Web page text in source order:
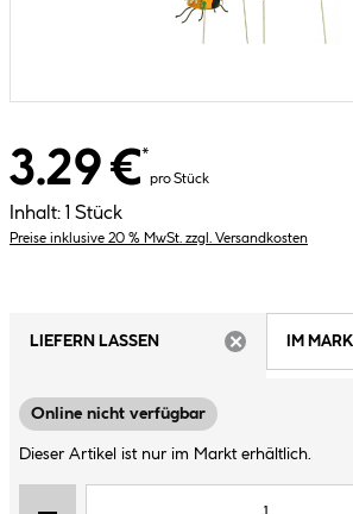
3.29 €*
pro Stück
Inhalt: 1 Stück
Preise inklusive 20 % MwSt. zzgl. Versandkosten
LIEFERN LASSEN
IM
Online nicht verfügbar
Dieser Artikel ist nur im Markt erhältlich.